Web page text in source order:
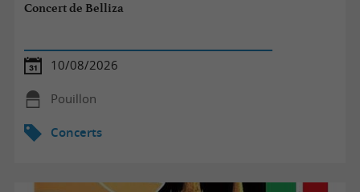
Concert de Belliza
10/08/2026
Pouillon
Concerts